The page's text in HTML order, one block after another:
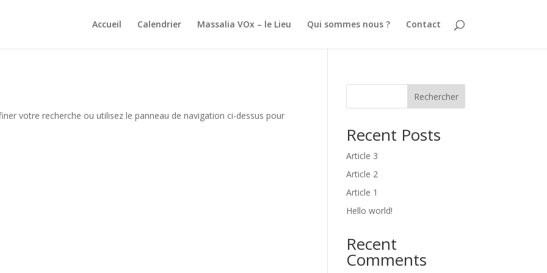
Accueil Calendrier Massalia VOx – le Lieu Qui sommes nous ? Contact
votre recherche ou utilisez le panneau de navigation ci-dessus pour
Rechercher
Recent Posts
Article 3
Article 2
Article 1
Hello world!
Recent
Comments